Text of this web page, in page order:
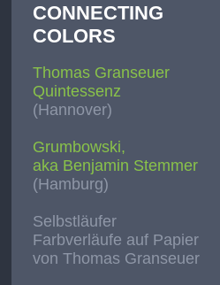
CONNECTING
COLORS
Thomas Granseuer
Quintessenz
(Hannover)
Grumbowski,
aka Benjamin Stemmer
(Hamburg)
Selbstläufer
Farbverläufe auf Papier
von Thomas Granseuer